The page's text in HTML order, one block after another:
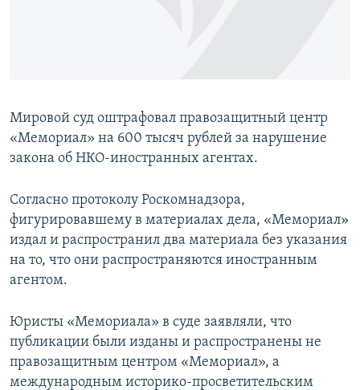
Все сайты RFE/RL
Мировой суд оштрафовал правозащитный центр
«Мемориал» на 600 тысяч рублей за нарушение
закона об НКО-иностранных агентах.
Согласно протоколу Роскомнадзора,
фигурировавшему в материалах дела, «Мемориал»
издал и распространил два материала без указания
на то, что они распространяются иностранным
агентом.
Юристы «Мемориала» в суде заявляли, что
публикации были изданы и распространены не
правозащитным центром «Мемориал», а
международным историко-просветительским